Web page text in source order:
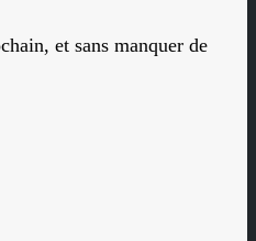
et sans manquer de